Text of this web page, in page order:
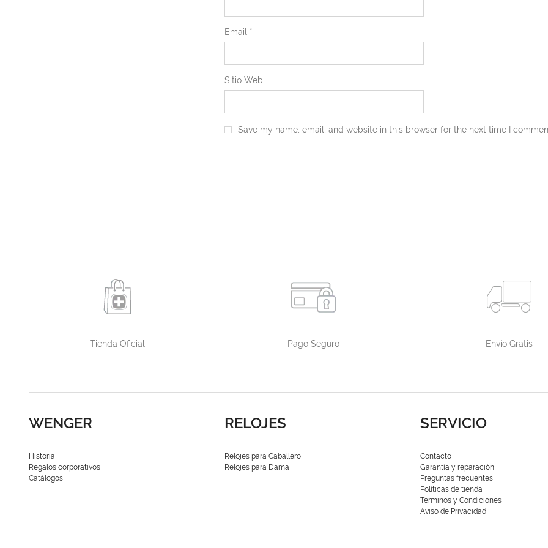
Email *
Sitio Web
Save my name, email, and website in this browser for the next time I
Tienda Oficial Pago Seguro Envío Gratis
WENGER
Historia
Regalos corporativos
Catálogos
RELOJES
Relojes para Caballero
Relojes para Dama
SERVICIO
Contacto
Garantía y reparación
Preguntas frecuentes
Políticas de tienda
Términos y Condiciones
Aviso de Privacidad